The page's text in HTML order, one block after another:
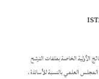
الأولية الخاصة بملفات الترشح
العلمي بالنسبة للأساتذة،